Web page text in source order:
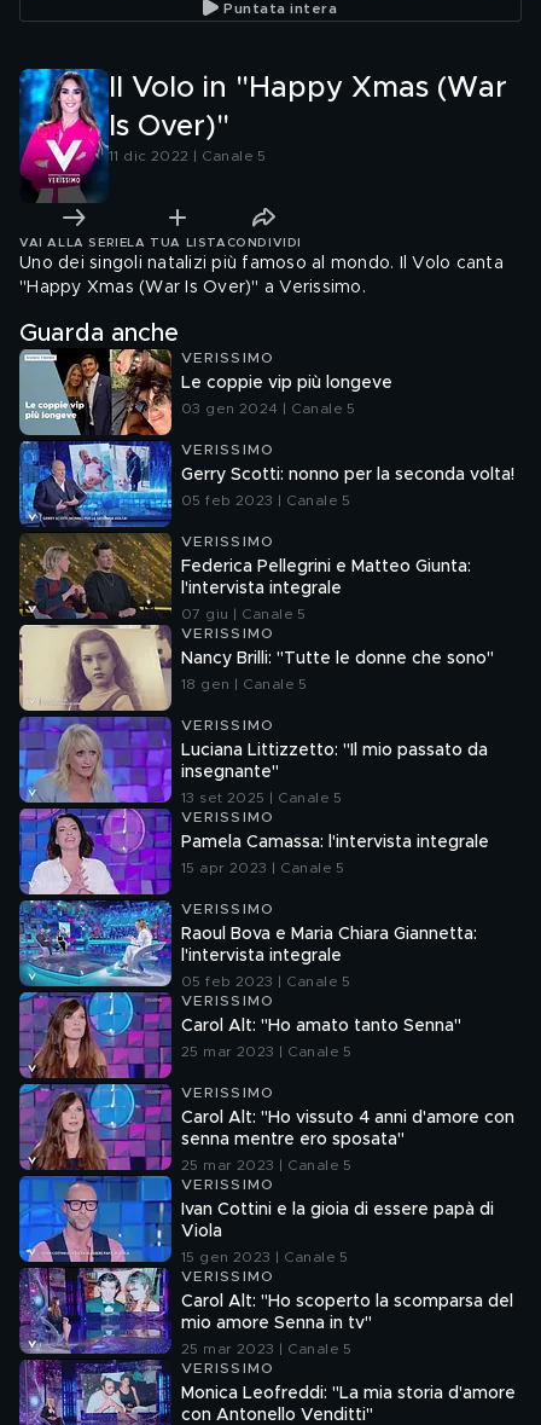
Puntata intera
Il Volo in "Happy Xmas (War
Is Over)"
11 dic 2022 | Canale 5
VAI ALLA SERIE LA TUA LISTA CONDIVIDI
Uno dei singoli natalizi più famoso al mondo. Il Volo canta
"Happy Xmas (War Is Over)" a Verissimo.
Guarda anche
VERISSIMO
Le coppie vip più longeve
03 gen 2024 | Canale 5
VERISSIMO
Gerry Scotti: nonno per la seconda volta!
05 feb 2023 | Canale 5
VERISSIMO
Federica Pellegrini e Matteo Giunta:
l'intervista integrale
07 giu | Canale 5
VERISSIMO
Nancy Brilli: "Tutte le donne che sono"
18 gen | Canale 5
VERISSIMO
Luciana Littizzetto: "Il mio passato da
insegnante"
13 set 2025 | Canale 5
VERISSIMO
Pamela Camassa: l'intervista integrale
15 apr 2023 | Canale 5
VERISSIMO
Raoul Bova e Maria Chiara Giannetta:
l'intervista integrale
05 feb 2023 | Canale 5
VERISSIMO
Carol Alt: "Ho amato tanto Senna"
25 mar 2023 | Canale 5
VERISSIMO
Carol Alt: "Ho vissuto 4 anni d'amore con
senna mentre ero sposata"
25 mar 2023 | Canale 5
VERISSIMO
Ivan Cottini e la gioia di essere papà di
Viola
15 gen 2023 | Canale 5
VERISSIMO
Carol Alt: "Ho scoperto la scomparsa del
mio amore Senna in tv"
25 mar 2023 | Canale 5
VERISSIMO
Monica Leofreddi: "La mia storia d'amore
con Antonello Venditti"